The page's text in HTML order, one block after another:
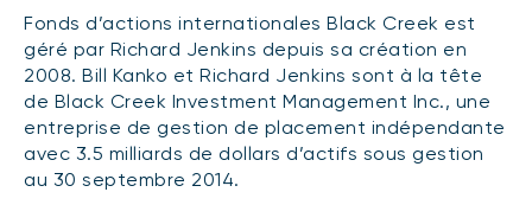
PLACEMENTS ALTERNATIFS
Placements privés
FNB d’investissements alternatifs
liquides
CONNEXION REQUISE
Portail de formation continue
Événements
Webinaires
Fonds d’actions internationales Black Creek est
géré par Richard Jenkins depuis sa création en
2008. Bill Kanko et Richard Jenkins sont à la tête
de Black Creek Investment Management Inc., une
entreprise de gestion de placement indépendante
avec 3.5 milliards de dollars d’actifs sous gestion
au 30 septembre 2014.